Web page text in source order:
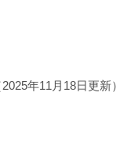
2025年11月18日更新）